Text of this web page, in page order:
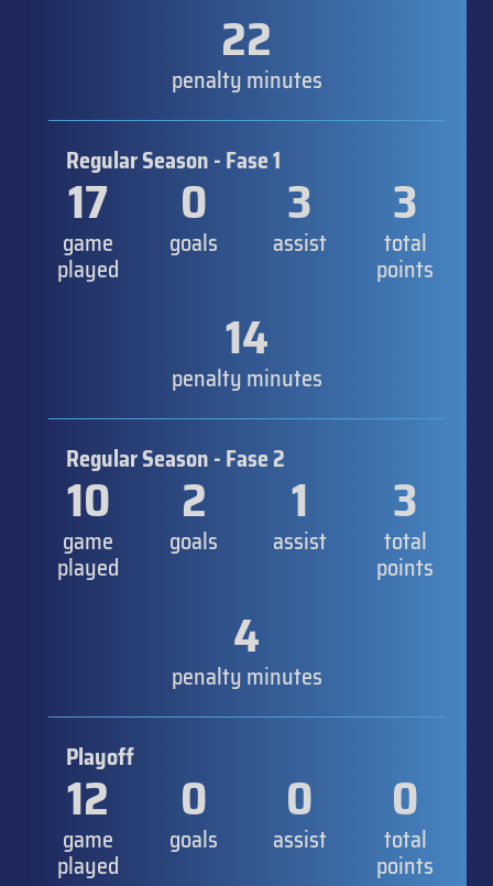
22
penalty minutes
Regular Season - Fase 1
17
game
played
0
goals
3
assist
3
total
points
14
penalty minutes
Regular Season - Fase 2
10
game
played
2
goals
1
assist
3
total
points
4
penalty minutes
Playoff
12
game
played
0
goals
0
assist
0
total
points